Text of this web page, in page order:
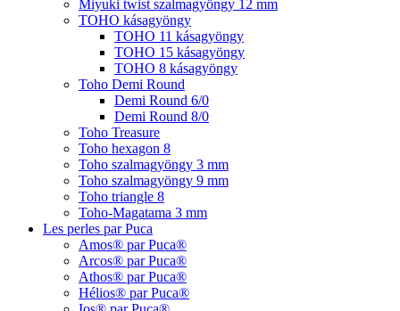
Miyuki twist szalmagyöngy 12 mm
TOHO kásagyöngy
TOHO 11 kásagyöngy
TOHO 15 kásagyöngy
TOHO 8 kásagyöngy
Toho Demi Round
Demi Round 6/0
Demi Round 8/0
Toho Treasure
Toho hexagon 8
Toho szalmagyöngy 3 mm
Toho szalmagyöngy 9 mm
Toho triangle 8
Toho-Magatama 3 mm
Les perles par Puca
Amos® par Puca®
Arcos® par Puca®
Athos® par Puca®
Hélios® par Puca®